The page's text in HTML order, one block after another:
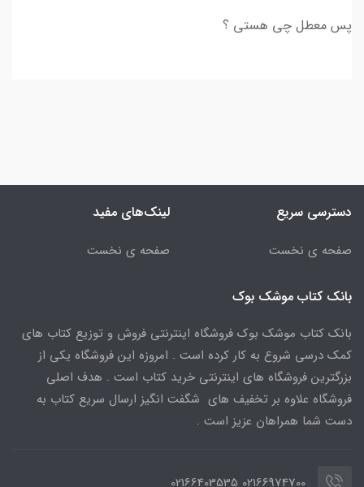
پس معطل چی هستی ؟
دسترسی سریع
صفحه ی نخست
لینک‌های مفید
صفحه ی نخست
بانک کتاب موشک بوک
بانک کتاب موشک بوک فروشگاه اینترنتی فروش و توزیع کتاب های
کمک درسی شروع به کار کرده است . امروزه این فروشگاه یکی از
بزرگترین فروشگاه های اینترنتی خرید کتاب است . هدف اصلی
فروشگاه علاوه بر تخفیف های شگفت انگیز ارسال سریع کتاب به
دست شما همراهان عزیز است .
02166974700 02166403535